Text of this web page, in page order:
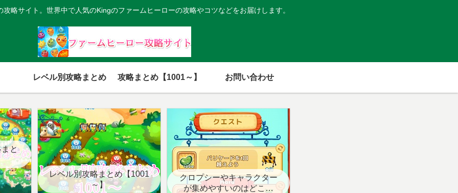
攻略サイト。世界中で人気のKingのファームヒーローの攻略やコツなどをお届けします。
レベル別攻略まとめ 攻略まとめ【1001～】 お問い合わせ
と
レベル別攻略まとめ【1001
～】
クロプシーやキャラクター
が集めやすいのはどこ？